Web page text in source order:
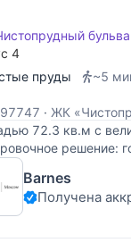
4
пруды
~5
· ЖК
72.3 кв.м с
решение:
Barnes
Получена